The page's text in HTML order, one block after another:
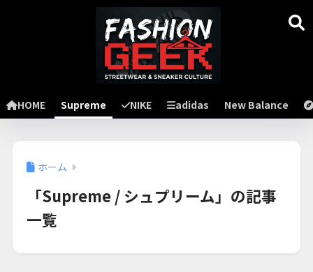
HOME Supreme NIKE adidas New Balance
ホーム
「Supreme / シュプリーム」の記事
一覧